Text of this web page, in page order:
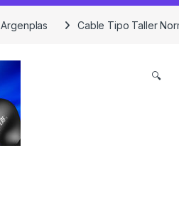
Argenplas Cable Tipo Taller
🔍